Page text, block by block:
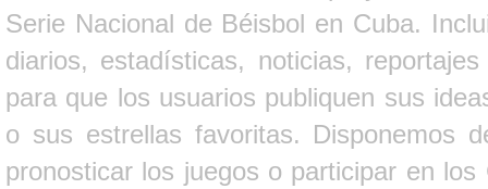
Serie Nacional de Béisbol en Cuba.
diarios, estadísticas, noticias,
para que los usuarios publiquen sus
o sus estrellas favoritas. Disponemos
pronosticar los juegos o participar en